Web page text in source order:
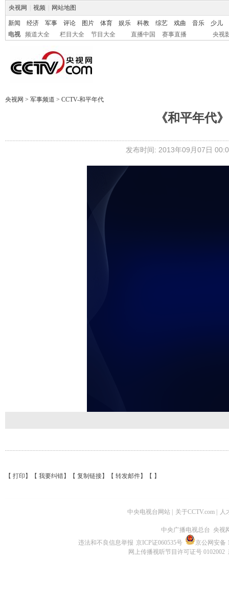
央视网 视频 网站地图
新闻 经济 军事 评论 图片 体育 娱乐 科教 综艺 戏曲 音乐
少儿
电视
频道大全 栏目大全 节目大全 直播中国 赛事直播 央视
央视网 > 军事频道 > CCTV-和平年代
《和平年代
发布时间: 2013年09月07日
【 打印 】【 我要纠错】【 复制链接】【 转发邮件】【 】
中央电视台网站 关于CCTV.com 人
中央广播电视总台 央视
违法和不良信息举报 京ICP证060535号
京公网安备
网上传播视听节目许可证号 0102002